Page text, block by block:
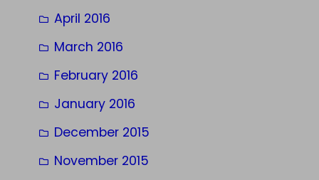
April 2016
March 2016
February 2016
January 2016
December 2015
November 2015